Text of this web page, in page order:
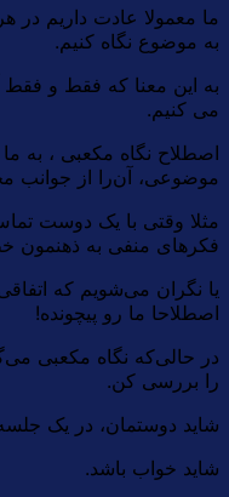
ما معمولا عادت داریم در
به موضوع نگاه کنیم.
به این معنا که فقط و فقط
می کنیم.
اصطلاح نگاه مکعبی ، به
موضوعی، آن‌را از جوانب
مثلا وقتی با یک دوست
فکرهای منفی به ذهنمون
یا نگران می‌شویم که
اصطلاحا ما رو پیچونده!
در حالی‌که نگاه مکعبی
را بررسی کن.
شاید دوستمان، در یک
شاید خواب باشد.